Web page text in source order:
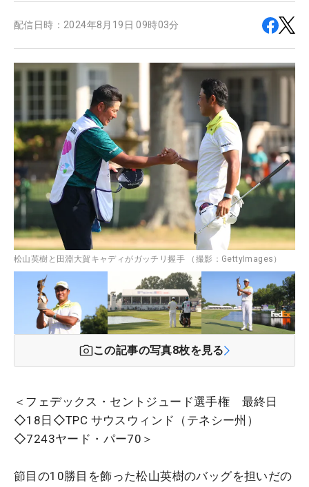
配信日時： 2024年8月19日 09時03分
松山英樹と田淵大賀キャディがガッチリ握手 （撮影：GettyImages）
この記事の写真8枚を見る
＜フェデックス・セントジュード選手権 最終日
◇18日◇TPC サウスウィンド（テネシー州）
◇7243ヤード・パー70＞
節目の10勝目を飾った松山英樹のバッグを担いだの